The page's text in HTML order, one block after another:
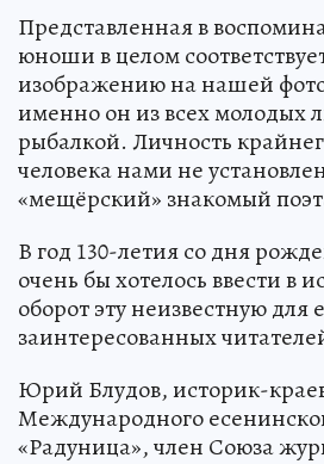
Представленная в
юноши в целом
изображению на нашей
именно он из всех молодых
рыбалкой. Личность
человека нами не
«мещёрский» знакомый
В год 130-летия со дня
очень бы хотелось ввести в
оборот эту неизвестную для
заинтересованных
Юрий Блудов, историк-
Международного
«Радуница», член Союза